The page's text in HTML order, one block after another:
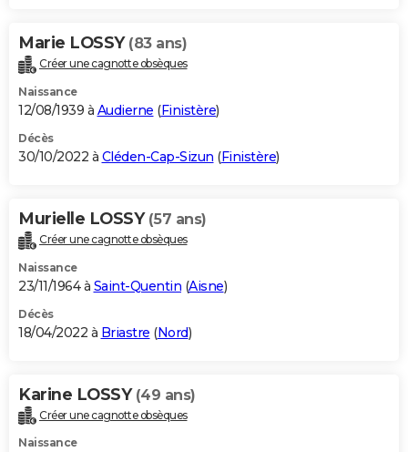
Marie LOSSY (83 ans)
Créer une cagnotte obsèques
Naissance
12/08/1939 à Audierne (Finistère)
Décès
30/10/2022 à Cléden-Cap-Sizun (Finistère)
Murielle LOSSY (57 ans)
Créer une cagnotte obsèques
Naissance
23/11/1964 à Saint-Quentin (Aisne)
Décès
18/04/2022 à Briastre (Nord)
Karine LOSSY (49 ans)
Créer une cagnotte obsèques
Naissance